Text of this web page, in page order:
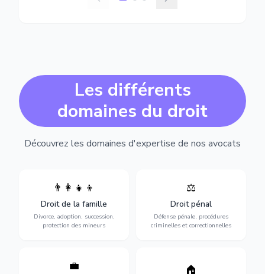
Les différents
domaines du droit
Découvrez les domaines d'expertise de nos avocats
👨‍👩‍👧‍👦
Droit de la famille
Divorce, adoption, succession,
protection des mineurs
Divorce, garde d'enfants,
adoption, succession et
protection des personnes
vulnérables.
⚖️
Droit pénal
Défense pénale, procédures
criminelles et correctionnelles
Expertise en matière pénale,
vue jusqu'au procès, pour
toute affaire correctionnelle
ou criminelle.
💼
Protection de vos droits au
🏠
Sécurisation de vos projets